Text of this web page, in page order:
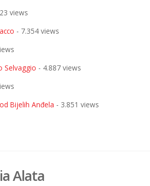
views
- 7.354 views
Selvaggio - 4.887 views
Bijelih Anđela - 3.851 views
Alata